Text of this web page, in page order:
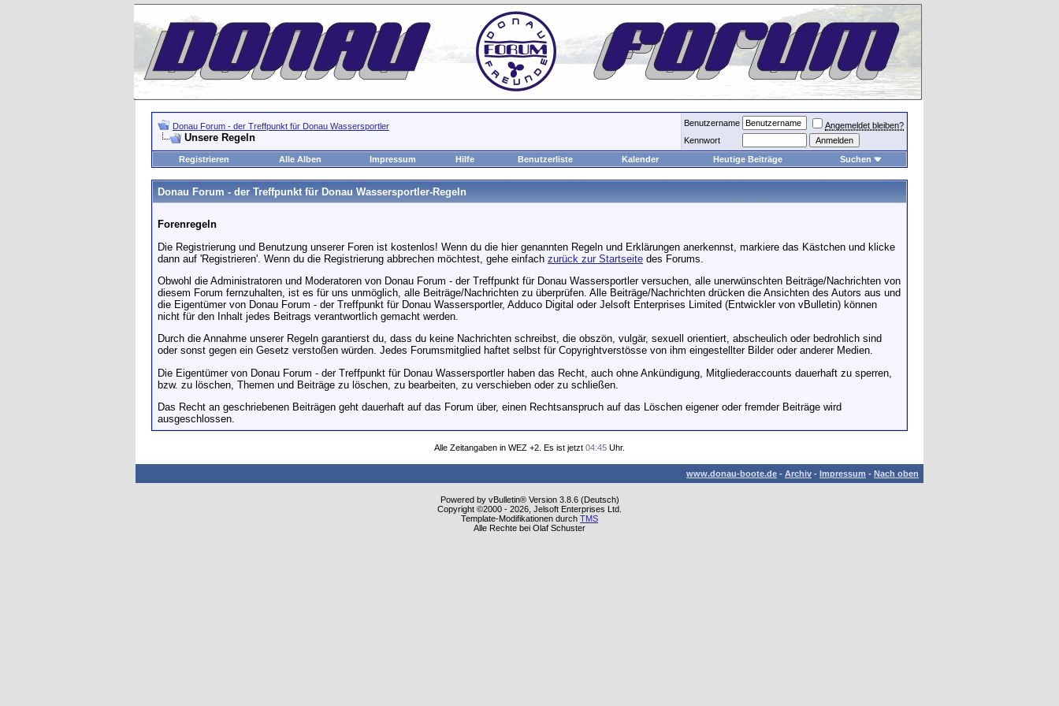
Donau Forum - der Treffpunkt für Donau Wassersportler
Unsere Regeln
Benutzername
Angemeldet bleiben?
Kennwort
Registrieren
Alle Alben Impressum Hilfe Benutzerliste Kalender Heutige Beiträge Suchen
Donau Forum - der Treffpunkt für Donau Wassersportler-Regeln
Forenregeln
Die Registrierung und Benutzung unserer Foren ist kostenlos! Wenn du die hier genannten Regeln und Erklärungen anerkennst, markiere das Kästchen und klicke
dann auf 'Registrieren'. Wenn du die Registrierung abbrechen möchtest, gehe einfach zurück zur Startseite des Forums.
Obwohl die Administratoren und Moderatoren von Donau Forum - der Treffpunkt für Donau Wassersportler versuchen, alle unerwünschten Beiträge/Nachrichten von
diesem Forum fernzuhalten, ist es für uns unmöglich, alle Beiträge/Nachrichten zu überprüfen. Alle Beiträge/Nachrichten drücken die Ansichten des Autors aus und
die Eigentümer von Donau Forum - der Treffpunkt für Donau Wassersportler, Adduco Digital oder Jelsoft Enterprises Limited (Entwickler von vBulletin) können
nicht für den Inhalt jedes Beitrags verantwortlich gemacht werden.
Durch die Annahme unserer Regeln garantierst du, dass du keine Nachrichten schreibst, die obszön, vulgär, sexuell orientiert, abscheulich oder bedrohlich sind
oder sonst gegen ein Gesetz verstoßen würden. Jedes Forumsmitglied haftet selbst für Copyrightverstösse von ihm eingestellter Bilder oder anderer Medien.
Die Eigentümer von Donau Forum - der Treffpunkt für Donau Wassersportler haben das Recht, auch ohne Ankündigung, Mitgliederaccounts dauerhaft zu sperren,
bzw. zu löschen, Themen und Beiträge zu löschen, zu bearbeiten, zu verschieben oder zu schließen.
Das Recht an geschriebenen Beiträgen geht dauerhaft auf das Forum über, einen Rechtsanspruch auf das Löschen eigener oder fremder Beiträge wird
ausgeschlossen.
Alle Zeitangaben in WEZ +2. Es ist jetzt 04:45 Uhr.
www.donau-boote.de - Archiv - Impressum - Nach oben
Powered by vBulletin® Version 3.8.6 (Deutsch)
Copyright ©2000 - 2026, Jelsoft Enterprises Ltd.
Template-Modifikationen durch TMS
Alle Rechte bei Olaf Schuster